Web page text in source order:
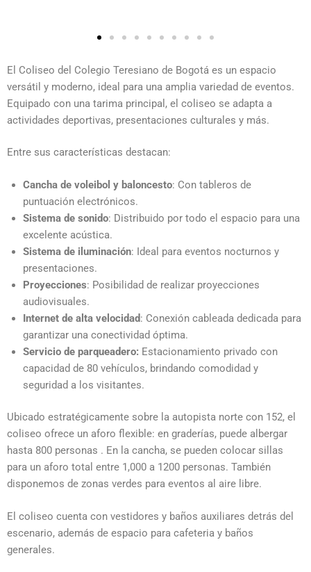
El Coliseo del Colegio Teresiano de Bogotá es un espacio
versátil y moderno, ideal para una amplia variedad de eventos.
Equipado con una tarima principal, el coliseo se adapta a
actividades deportivas, presentaciones culturales y más.
Entre sus características destacan:
Cancha de voleibol y baloncesto: Con tableros de
puntuación electrónicos.
Sistema de sonido: Distribuido por todo el espacio para una
excelente acústica.
Sistema de iluminación: Ideal para eventos nocturnos y
presentaciones.
Proyecciones: Posibilidad de realizar proyecciones
audiovisuales.
Internet de alta velocidad: Conexión cableada dedicada para
garantizar una conectividad óptima.
Servicio de parqueadero: Estacionamiento privado con
capacidad de 80 vehículos, brindando comodidad y
seguridad a los visitantes.
Ubicado estratégicamente sobre la autopista norte con 152, el
coliseo ofrece un aforo flexible: en graderías, puede albergar
hasta 800 personas . En la cancha, se pueden colocar sillas
para un aforo total entre 1,000 a 1200 personas. También
disponemos de zonas verdes para eventos al aire libre.
El coliseo cuenta con vestidores y baños auxiliares detrás del
escenario, además de espacio para cafeteria y baños
generales.